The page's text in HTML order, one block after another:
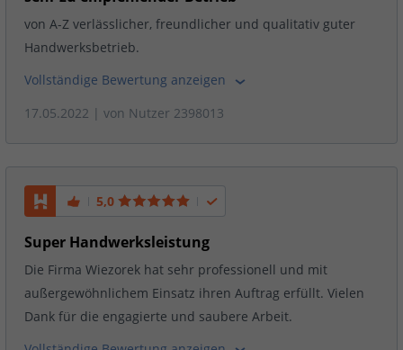
von A-Z verlässlicher, freundlicher und qualitativ guter
Handwerksbetrieb.
Vollständige Bewertung anzeigen
17.05.2022 | von Nutzer 2398013
5,0
Super Handwerksleistung
Die Firma Wiezorek hat sehr professionell und mit
außergewöhnlichem Einsatz ihren Auftrag erfüllt. Vielen
Dank für die engagierte und saubere Arbeit.